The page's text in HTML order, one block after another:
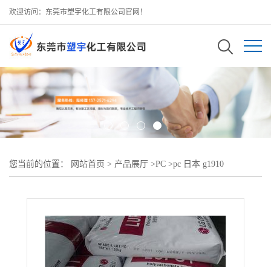
欢迎访问：东莞市塑宇化工有限公司官网！
您当前的位置： 网站首页 > 产品展厅 >PC >pc 日本 g1910